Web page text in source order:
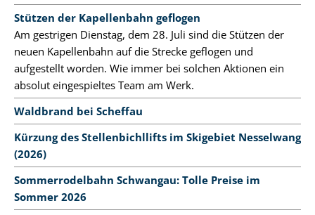
Stützen der Kapellenbahn geflogen
Am gestrigen Dienstag, dem 28. Juli sind die Stützen der
neuen Kapellenbahn auf die Strecke geflogen und
aufgestellt worden. Wie immer bei solchen Aktionen ein
absolut eingespieltes Team am Werk.
Waldbrand bei Scheffau
Kürzung des Stellenbichllifts im Skigebiet Nesselwang
(2026)
Sommerrodelbahn Schwangau: Tolle Preise im
Sommer 2026